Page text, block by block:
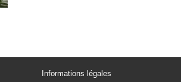
Informations légales